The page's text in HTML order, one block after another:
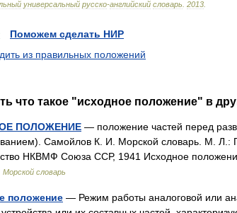
универсальный русско-английский словарь 2013
Поможем сделать НИР
из правильных положений
что такое "исходное положение" в
ПОЛОЖЕНИЕ — положение частей перед
Самойлов К. И. Морской словарь. М. Л.:
НКВМФ Союза ССР, 1941 Исходное
Морской словарь
положение — Режим работы аналоговой или